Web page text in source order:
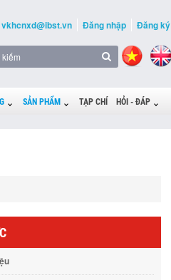
vkhcnxd@ibst.vn Đăng nhập Đăng ký
SẢN PHẨM TẠP CHÍ HỎI - ĐÁP